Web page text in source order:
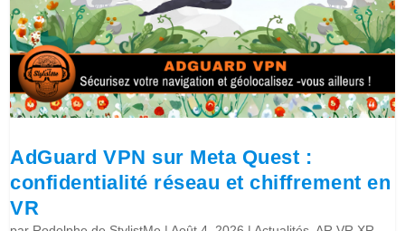
AdGuard VPN sur Meta Quest :
confidentialité réseau et chiffrement en
VR